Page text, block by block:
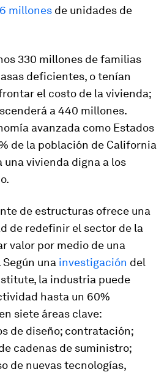
millones de unidades de
330 millones de familias
deficientes, o tenían
el costo de la vivienda;
a 440 millones.
avanzada como Estados
de la población de California
una vivienda digna a los
de estructuras ofrece una
de redefinir el sector de la
valor por medio de una
una investigación del
la industria puede
hasta un 60%
siete áreas clave:
de diseño; contratación;
cadenas de suministro;
de nuevas tecnologías,